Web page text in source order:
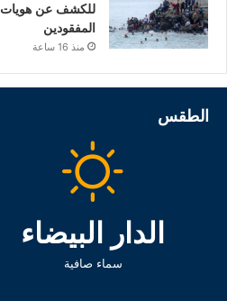
للكشف عن هويات
المفقودين
منذ 16 ساعة
الطقس
الدار البيضاء
سماء صافية